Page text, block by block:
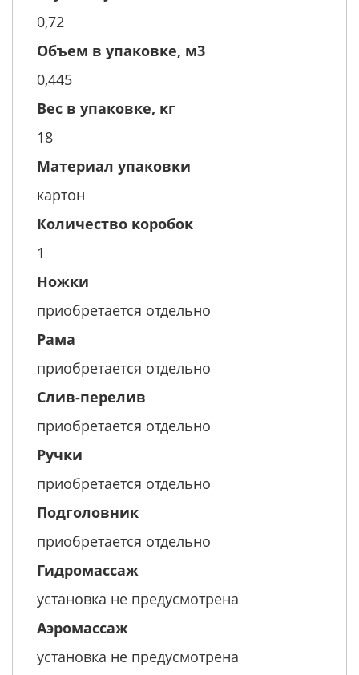
0,72
Объем в упаковке, м3
0,445
Вес в упаковке, кг
18
Материал упаковки
картон
Количество коробок
1
Ножки
приобретается отдельно
Рама
приобретается отдельно
Слив-перелив
приобретается отдельно
Ручки
приобретается отдельно
Подголовник
приобретается отдельно
Гидромассаж
установка не предусмотрена
Аэромассаж
установка не предусмотрена